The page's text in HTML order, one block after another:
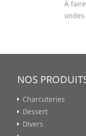
À
ondes
NOS
Charcuteries
Dessert
Divers